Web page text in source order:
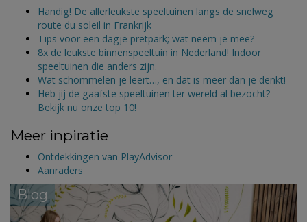
Handig! De allerleukste speeltuinen langs de snelweg
route du soleil in Frankrijk
Tips voor een dagje pretpark; wat neem je mee?
8x de leukste binnenspeeltuin in Nederland! Indoor
speeltuinen die anders zijn.
Wat schommelen je leert…, en dat is meer dan je denkt!
Heb jij de gaafste speeltuinen ter wereld al bezocht?
Bekijk nu onze top 10!
Meer inpiratie
Ontdekkingen van PlayAdvisor
Aanraders
Blog